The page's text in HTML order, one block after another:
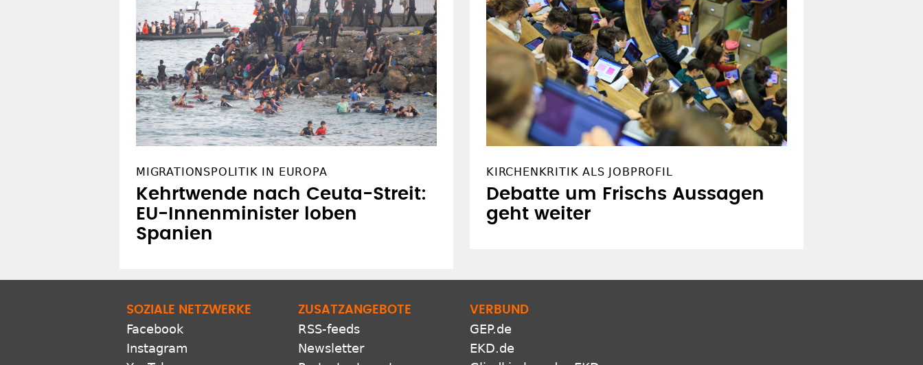
MIGRATIONSPOLITIK IN EUROPA
Kehrtwende nach Ceuta-Streit:
EU-Innenminister loben
Spanien
KIRCHENKRITIK ALS JOBPROFIL
Debatte um Frischs Aussagen
geht weiter
SOZIALE NETZWERKE
Facebook
Instagram
ZUSATZANGEBOTE
RSS-feeds
Newsletter
VERBUND
GEP.de
EKD.de